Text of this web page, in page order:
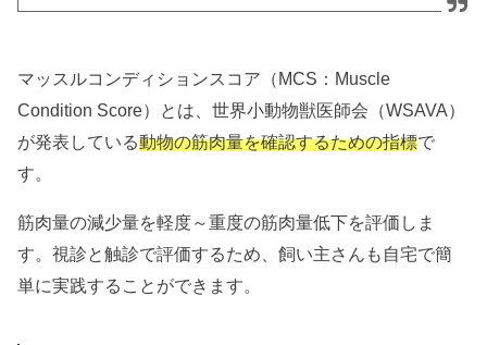
マッスルコンディションスコア（MCS：Muscle
Condition Score）とは、世界小動物獣医師会（WSAVA）
が発表している動物の筋肉量を確認するための指標で
す。
筋肉量の減少量を軽度～重度の筋肉量低下を評価しま
す。視診と触診で評価するため、飼い主さんも自宅で簡
単に実践することができます。